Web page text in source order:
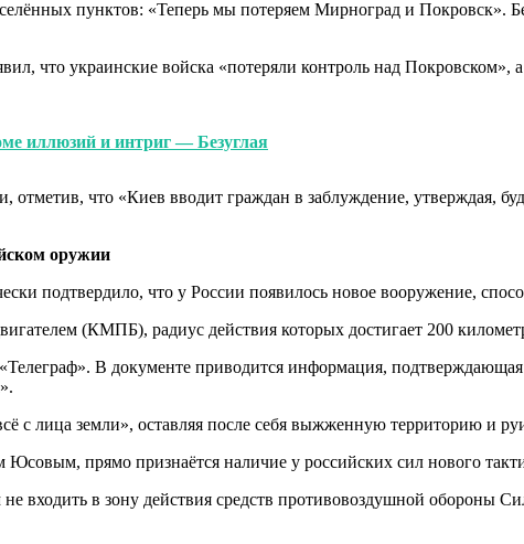
пунктов: «Теперь мы потеряем Мирноград и Покровск».
что украинские войска «потеряли контроль над Покровском»,
иллюзий и интриг — Безуглая
что «Киев вводит граждан в заблуждение, утверждая,
оружии
подтвердило, что у России появилось новое вооружение,
(КМПБ), радиус действия которых достигает 200
В документе приводится информация,
с лица земли», оставляя после себя выжженную территорию и
прямо признаётся наличие у российских сил нового
входить в зону действия средств противовоздушной обороны